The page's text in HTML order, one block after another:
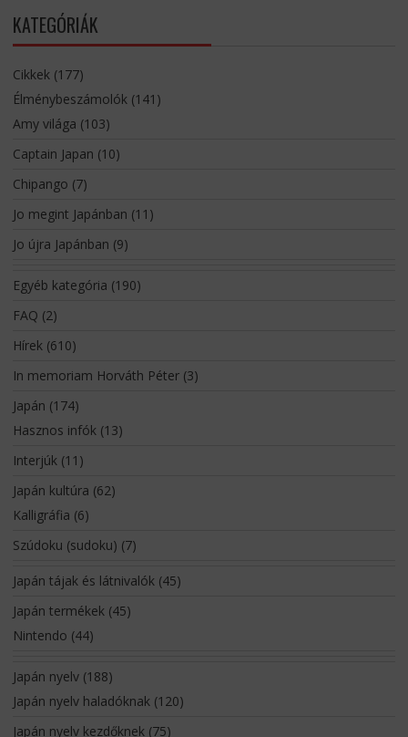
KATEGÓRIÁK
Cikkek(177)
Élménybeszámolók(141)
Amy világa (103)
Captain Japan (10)
Chipango (7)
Jo megint Japánban (11)
Jo újra Japánban (9)
Egyéb kategória (190)
FAQ (2)
Hírek(610)
In memoriam Horváth Péter(3)
Japán (174)
Hasznos infók(13)
Interjúk(11)
Japán kultúra (62)
Kalligráfia (6)
Szúdoku (sudoku) (7)
Japán tájak és látnivalók(45)
Japán termékek(45)
Nintendo (44)
Japán nyelv(188)
Japán nyelv haladóknak(120)
Japán nyelv kezdőknek(75)